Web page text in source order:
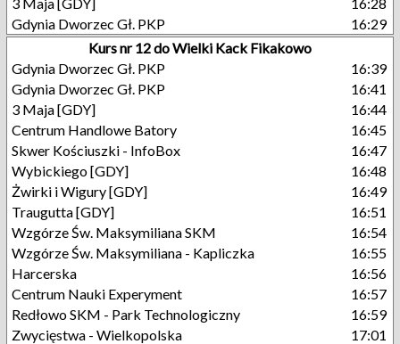
Gdynia Dworzec Gł. PKP
16:29
Kurs nr 12 do Wielki Kack Fikakowo
Gdynia Dworzec Gł. PKP
16:39
Gdynia Dworzec Gł. PKP
16:41
3 Maja [GDY]
16:44
Centrum Handlowe Batory
16:45
Skwer Kościuszki - InfoBox
16:47
Wybickiego [GDY]
16:48
Żwirki i Wigury [GDY]
16:49
Traugutta [GDY]
16:51
Wzgórze Św. Maksymiliana SKM
16:54
Wzgórze Św. Maksymiliana - Kapliczka
16:55
Harcerska
16:56
Centrum Nauki Experyment
16:57
Redłowo SKM - Park Technologiczny
16:59
Zwycięstwa - Wielkopolska
17:01